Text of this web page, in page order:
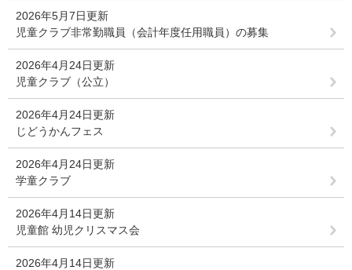
2026年5月7日更新
児童クラブ非常勤職員（会計年度任用職員）の募集
2026年4月24日更新
児童クラブ（公立）
2026年4月24日更新
じどうかんフェス
2026年4月24日更新
学童クラブ
2026年4月14日更新
児童館 幼児クリスマス会
2026年4月14日更新